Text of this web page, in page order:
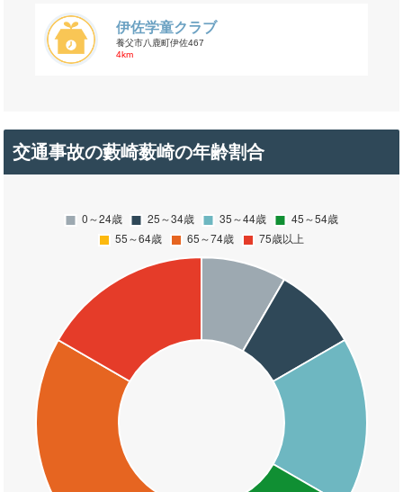
伊佐学童クラブ
養父市八鹿町伊佐467
4km
交通事故の藪崎薮崎の年齢割合